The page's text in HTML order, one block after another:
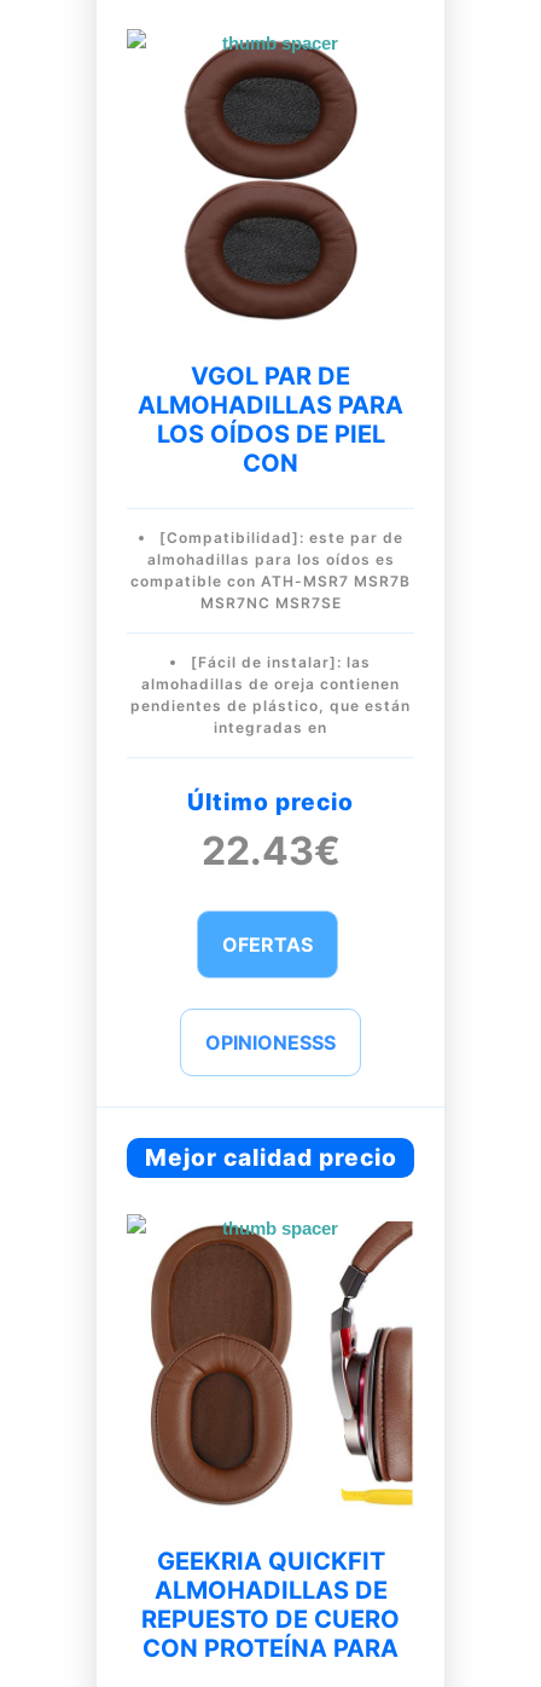
VGOL PAR DE
ALMOHADILLAS PARA
LOS OÍDOS DE PIEL
CON
[Compatibilidad]: este par de
almohadillas para los oídos es
compatible con ATH-MSR7 MSR7B
MSR7NC MSR7SE
[Fácil de instalar]: las
almohadillas de oreja contienen
pendientes de plástico, que están
integradas en
Último precio
22.43€
OFERTAS
OPINIONESSS
Mejor calidad precio
GEEKRIA QUICKFIT
ALMOHADILLAS DE
REPUESTO DE CUERO
CON PROTEÍNA PARA